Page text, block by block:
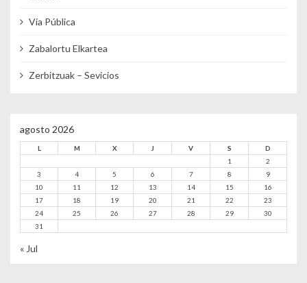
Vía Pública
Zabalortu Elkartea
Zerbitzuak – Sevicios
agosto 2026
L M X J V S
D
1
2
3
4 5 6 7 8
9
10
11 12 13 14 15
16
17
18 19 20 21 22
23
24
25 26 27 28 29
30
31
« Jul